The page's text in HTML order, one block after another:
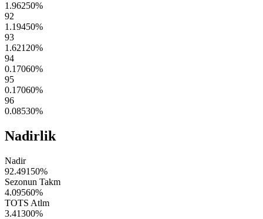
1.96250%
92
1.19450%
93
1.62120%
94
0.17060%
95
0.17060%
96
0.08530%
Nadirlik
Nadir
92.49150%
Sezonun Takm
4.09560%
TOTS Atlm
3.41300%